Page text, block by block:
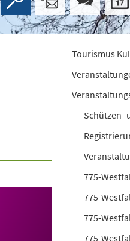
Tourismus
Schützen-
775-
775-
775-
775-